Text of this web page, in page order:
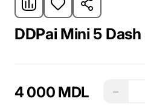
DDPai Mini 5 Dash
4 000 MDL −